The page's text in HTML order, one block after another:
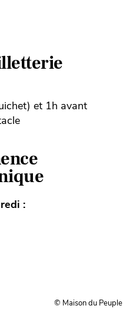
et 1h avant
:
© Maison du Peuple